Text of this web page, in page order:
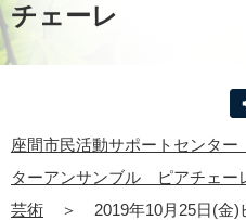
チェーレ
座間市民活動サポートセンタ
ターアンサンブル ピアチェー
芸術
＞
2019年10月25日(金